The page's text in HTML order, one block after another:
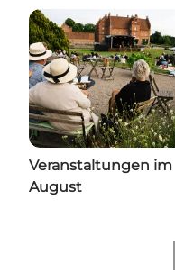
Veranstaltungen im
August